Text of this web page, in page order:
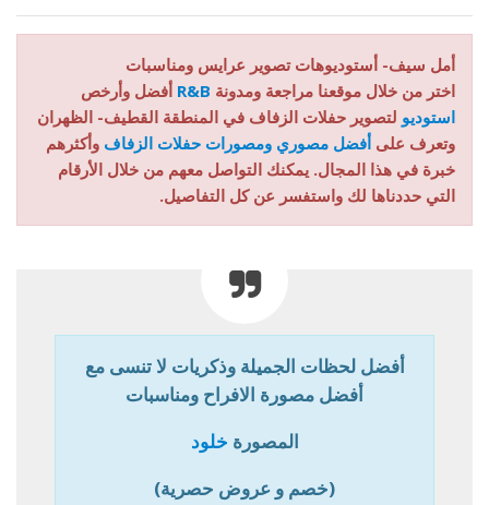
أمل سيف- أستوديوهات تصوير عرايس ومناسبات
اختر من خلال موقعنا مراجعة ومدونة R&B أفضل وأرخص
استوديو لتصوير حفلات الزفاف في المنطقة القطيف- الظهران
وتعرف على أفضل مصوري ومصورات حفلات الزفاف وأكثرهم
خبرة في هذا المجال. يمكنك التواصل معهم من خلال الأرقام
التي حددناها لك واستفسر عن كل التفاصيل.
أفضل لحظات الجميلة وذكريات لا تنسى مع
أفضل مصورة الافراح ومناسبات
المصورة خلود
(خصم و عروض حصرية)